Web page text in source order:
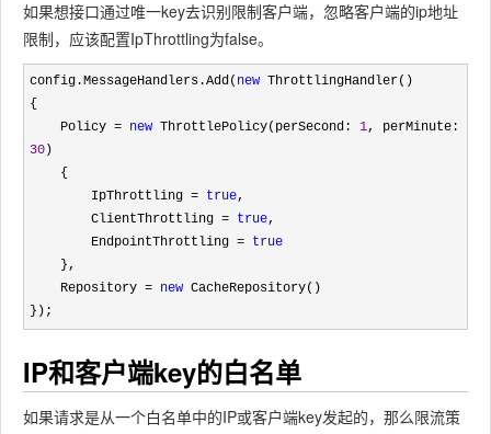
如果想接口通过唯一key去识别限制客户端，忽略客户端的ip地址
限制，应该配置IpThrottling为false。
config.MessageHandlers.Add( new ThrottlingHandler()
{
    Policy
= new ThrottlePolicy(perSecond: 1
30 )
        IpThrottling
= true,
        ClientThrottling
= true,
        EndpointThrottling
= true
    Repository
= new CacheRepository()
});
IP和客户端key的白名单
如果请求是从一个白名单中的IP或客户端key发起的，那么限流策